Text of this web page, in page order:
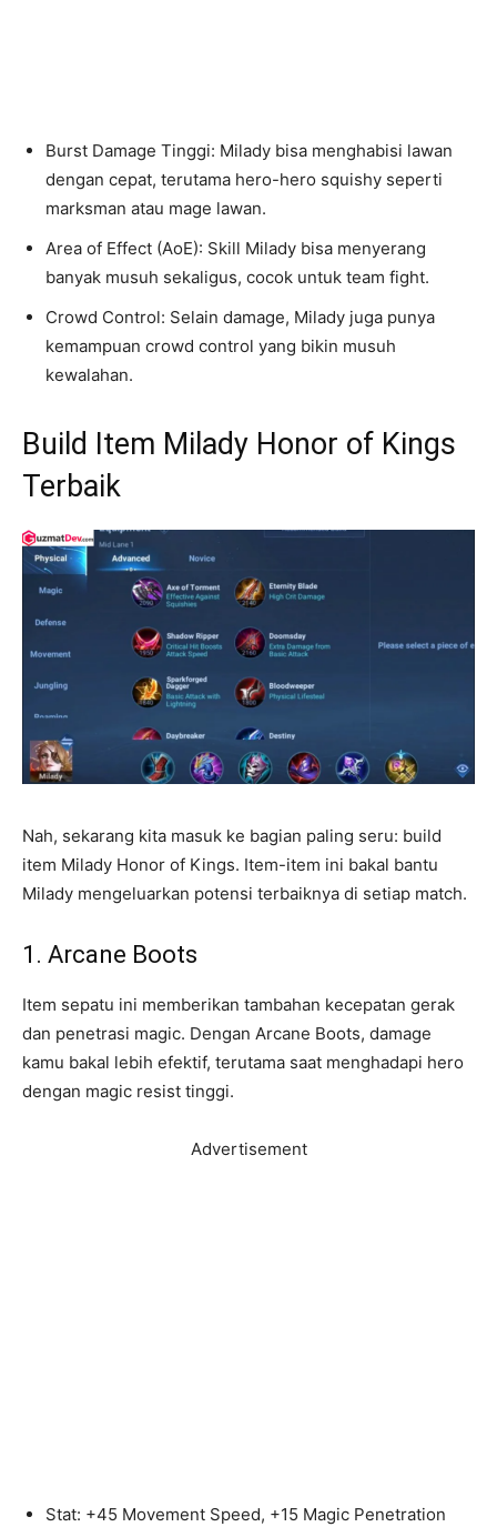
Burst Damage Tinggi: Milady bisa menghabisi lawan
dengan cepat, terutama hero-hero squishy seperti
marksman atau mage lawan.
Area of Effect (AoE): Skill Milady bisa menyerang
banyak musuh sekaligus, cocok untuk team fight.
Crowd Control: Selain damage, Milady juga punya
kemampuan crowd control yang bikin musuh
kewalahan.
Build Item Milady Honor of Kings
Terbaik
Nah, sekarang kita masuk ke bagian paling seru: build
item Milady Honor of Kings. Item-item ini bakal bantu
Milady mengeluarkan potensi terbaiknya di setiap match.
1. Arcane Boots
Item sepatu ini memberikan tambahan kecepatan gerak
dan penetrasi magic. Dengan Arcane Boots, damage
kamu bakal lebih efektif, terutama saat menghadapi hero
dengan magic resist tinggi.
Advertisement
Stat: +45 Movement Speed, +15 Magic Penetration